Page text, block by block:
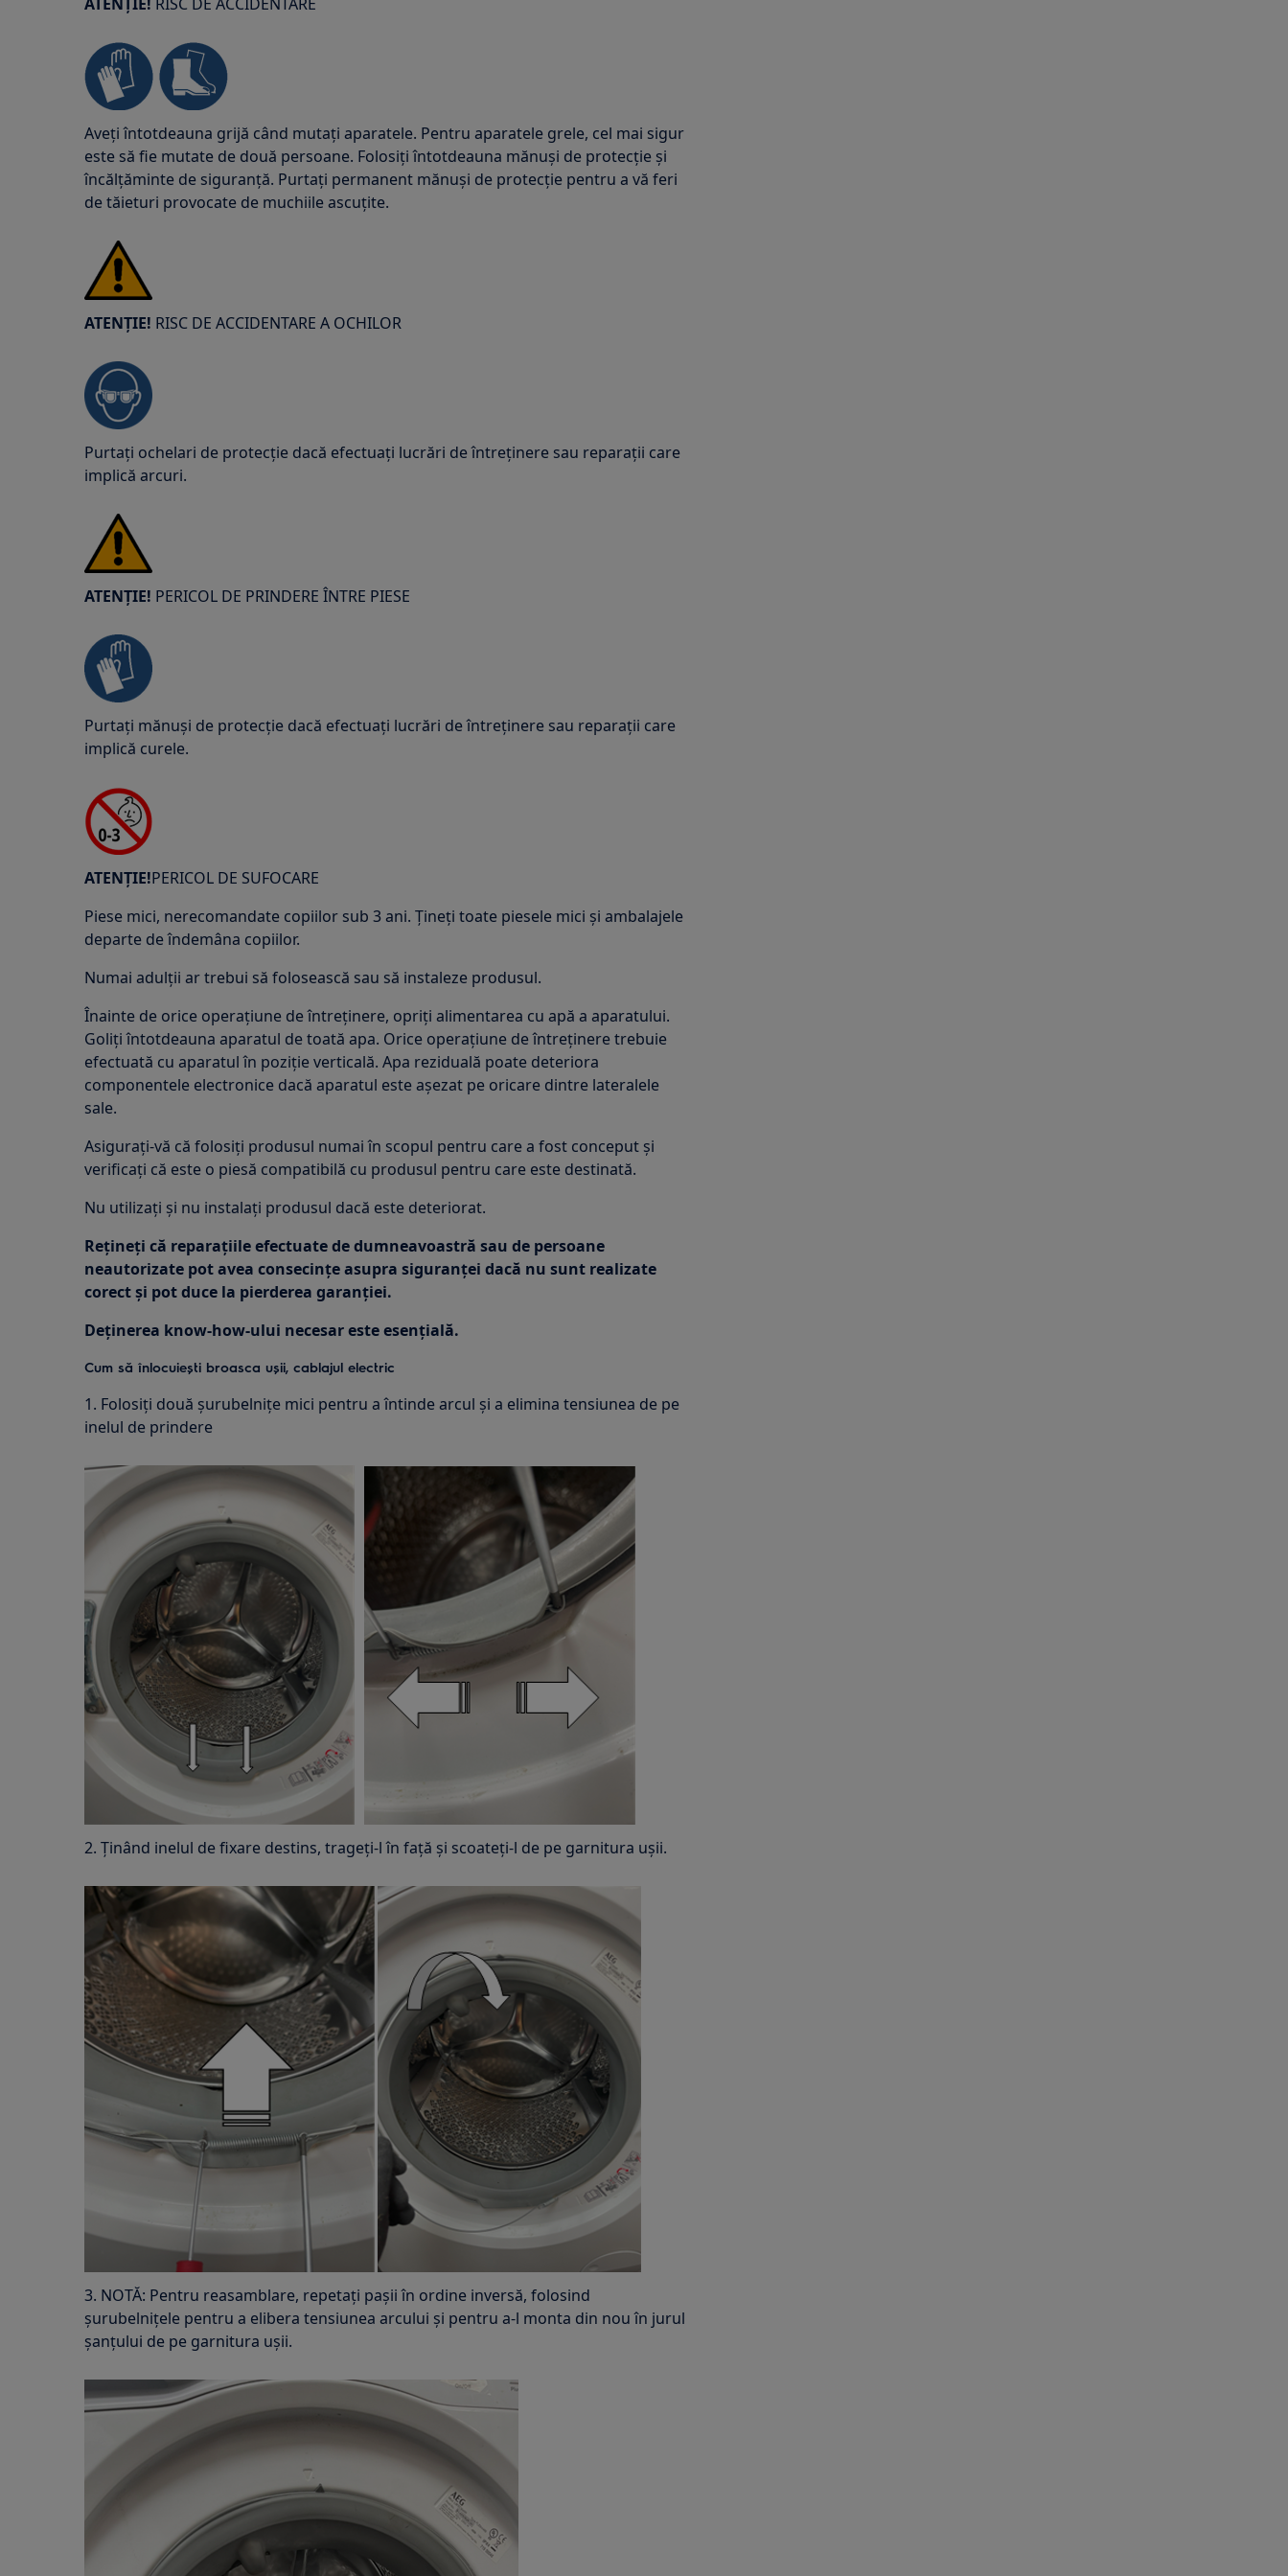
Aveți întotdeauna grijă când mutați aparatele. Pentru aparatele grele, cel mai sigur
este să fie mutate de două persoane. Folosiți întotdeauna mănuși de protecție și
încălțăminte de siguranță. Purtați permanent mănuși de protecție pentru a vă feri
de tăieturi provocate de muchiile ascuțite.
ATENȚIE! RISC DE ACCIDENTARE A OCHILOR
Purtați ochelari de protecție dacă efectuați lucrări de întreținere sau reparații care
implică arcuri.
ATENȚIE! PERICOL DE PRINDERE ÎNTRE PIESE
Purtați mănuși de protecție dacă efectuați lucrări de întreținere sau reparații care
implică curele.
ATENȚIE!PERICOL DE SUFOCARE
Piese mici, nerecomandate copiilor sub 3 ani. Țineți toate piesele mici și ambalajele
departe de îndemâna copiilor.
Numai adulții ar trebui să folosească sau să instaleze produsul.
Înainte de orice operațiune de întreținere, opriți alimentarea cu apă a aparatului.
Goliți întotdeauna aparatul de toată apa. Orice operațiune de întreținere trebuie
efectuată cu aparatul în poziție verticală. Apa reziduală poate deteriora
componentele electronice dacă aparatul este așezat pe oricare dintre lateralele
sale.
Asigurați-vă că folosiți produsul numai în scopul pentru care a fost conceput și
verificați că este o piesă compatibilă cu produsul pentru care este destinată.
Nu utilizați și nu instalați produsul dacă este deteriorat.
Rețineți că reparațiile efectuate de dumneavoastră sau de persoane
neautorizate pot avea consecințe asupra siguranței dacă nu sunt realizate
corect și pot duce la pierderea garanției.
Deținerea know-how-ului necesar este esențială.
Cum să înlocuiești broasca ușii, cablajul electric
1. Folosiți două șurubelnițe mici pentru a întinde arcul și a elimina tensiunea de pe
inelul de prindere
2. Ținând inelul de fixare destins, trageți-l în față și scoateți-l de pe garnitura ușii.
3. NOTĂ: Pentru reasamblare, repetați pașii în ordine inversă, folosind
șurubelnițele pentru a elibera tensiunea arcului și pentru a-l monta din nou în jurul
șanțului de pe garnitura ușii.